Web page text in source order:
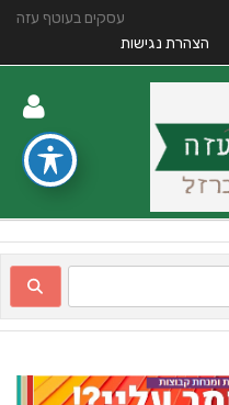
עסקים בעוטף עזה
הצהרת נגישות